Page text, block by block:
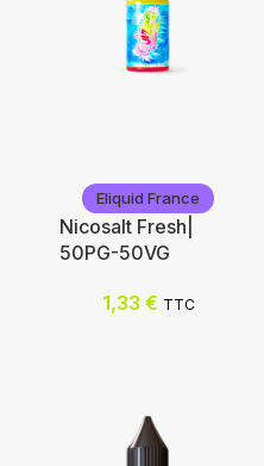
Choix des options
Eliquid France
Nicosalt Fresh|
50PG-50VG
1,33 € TTC